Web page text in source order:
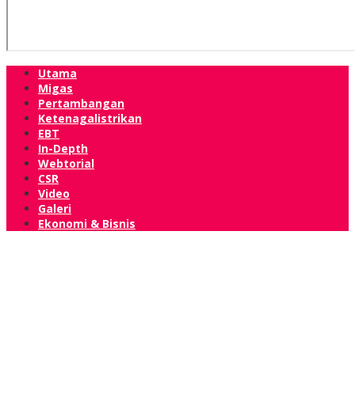
Utama
Migas
Pertambangan
Ketenagalistrikan
EBT
In-Depth
Webtorial
CSR
Video
Galeri
Ekonomi & Bisnis